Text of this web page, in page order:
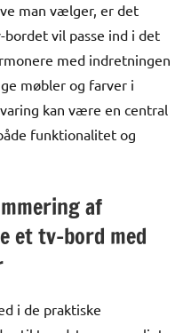
man vælger, er det
vil passe ind i det
med indretningen
møbler og farver i
kan være en central
funktionalitet og
af
et tv-bord med
i de praktiske